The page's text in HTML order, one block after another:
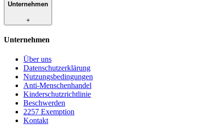
Unternehmen
+
Unternehmen
Über uns
Datenschutzerklärung
Nutzungsbedingungen
Anti-Menschenhandel
Kinderschutzrichtlinie
Beschwerden
2257 Exemption
Kontakt